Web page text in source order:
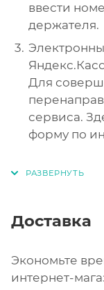
ввести
держателя.
Для
сервиса.
форму по
Доставка
Экономьте
интернет-